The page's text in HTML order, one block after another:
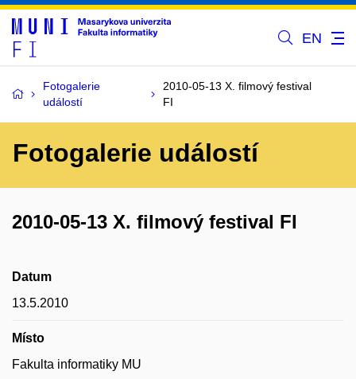
EN
Fotogalerie
událostí
2010-05-13 X. filmový festival
FI
Fotogalerie událostí
2010-05-13 X. filmový festival FI
Datum
13.5.2010
Místo
Fakulta informatiky MU